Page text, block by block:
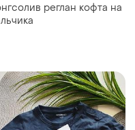
реглан кофта на